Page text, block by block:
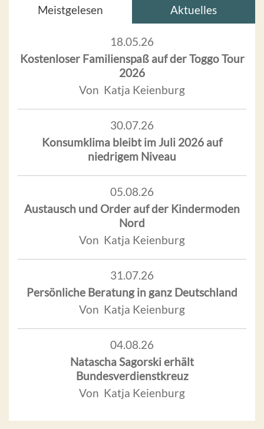
Meistgelesen Aktuelles
18.05.26
Kostenloser Familienspaß auf der Toggo Tour
2026
Von Katja Keienburg
30.07.26
Konsumklima bleibt im Juli 2026 auf
niedrigem Niveau
05.08.26
Austausch und Order auf der Kindermoden
Nord
Von Katja Keienburg
31.07.26
Persönliche Beratung in ganz Deutschland
Von Katja Keienburg
04.08.26
Natascha Sagorski erhält
Bundesverdienstkreuz
Von Katja Keienburg